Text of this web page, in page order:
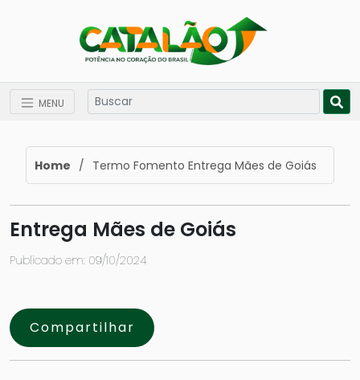
MENU
Home / Termo Fomento Entrega Mães de Goiás
Entrega Mães de Goiás
Publicado em: 09/10/2024
Compartilhar